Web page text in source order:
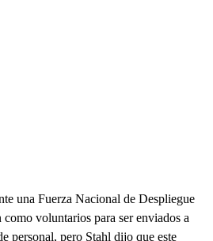
una Fuerza Nacional de Despliegue
como voluntarios para ser enviados a
personal, pero Stahl dijo que este